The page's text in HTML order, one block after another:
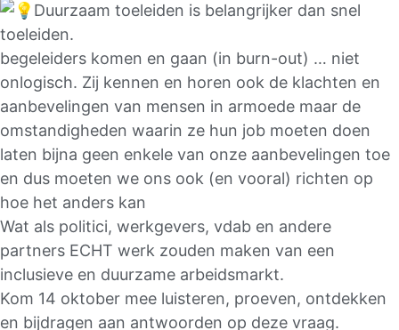
Duurzaam toeleiden is belangrijker dan snel
toeleiden.
begeleiders komen en gaan (in burn-out) … niet
onlogisch. Zij kennen en horen ook de klachten en
aanbevelingen van mensen in armoede maar de
omstandigheden waarin ze hun job moeten doen
laten bijna geen enkele van onze aanbevelingen toe
en dus moeten we ons ook (en vooral) richten op
hoe het anders kan
Wat als politici, werkgevers, vdab en andere
partners ECHT werk zouden maken van een
inclusieve en duurzame arbeidsmarkt.
Kom 14 oktober mee luisteren, proeven, ontdekken
en bijdragen aan antwoorden op deze vraag.